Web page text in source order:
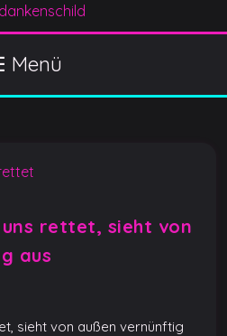
Menü
rettet, sieht von
aus
sieht von außen vernünftig